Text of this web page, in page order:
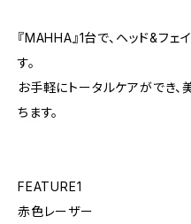
『MAHHA』1台で、ヘッド&フ
す。
お手軽にトータルケアができ
ちます。
FEATURE1
赤色レーザー